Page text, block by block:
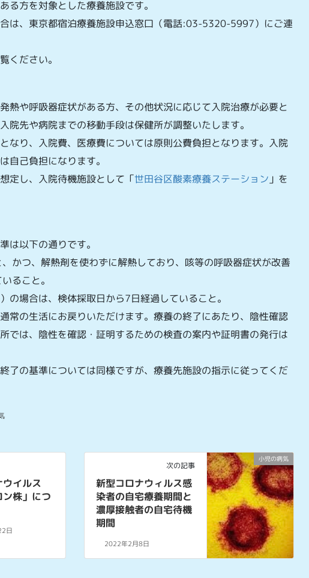
る方を対象とした療養施設です。
は、東京都宿泊療養施設申込窓口（電話:03-5320-5997）にご連
ください。
熱や呼吸器症状がある方、その他状況に応じて入院治療が必要と
院先や病院までの移動手段は保健所が調整いたします。
なり、入院費、医療費については原則公費負担となります。入院
自己負担になります。
定し、入院待機施設として「世田谷区酸素療養ステーション 」を
は以下の通りです。
かつ、解熱剤を使わずに解熱しており、咳等の呼吸器症状が改善
ること。
の場合は、検体採取日から7日経過していること。
常の生活にお戻りいただけます。療養の終了にあたり、陰性確認
では、陰性を確認・証明するための検査の案内や証明書の発行は
了の基準については同様ですが、療養先施設の指示に従ってくだ
イルス
ン株」につ
日
小児の病気
次の記事
新型コロナウィルス感
染者の自宅療養期間と
濃厚接触者の自宅待機
期間
2022年2月8日